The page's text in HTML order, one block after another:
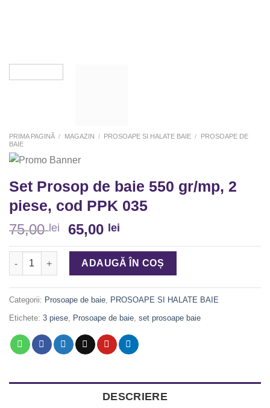
PRIMA PAGINĂ / MAGAZIN / PROSOAPE SI HALATE BAIE /
PROSOAPE DE
BAIE
Set Prosop de baie 550 gr/mp, 2
piese, cod PPK 035
75,00 lei 65,00 lei
Cantitate Set Prosop de baie 550 gr/mp, 2 piese, cod PPK 035
ADAUGĂ ÎN COȘ
Categorii: Prosoape de baie PROSOAPE SI HALATE BAIE
Etichete: 3 piese Prosoape de baie set prosoape baie
DESCRIERE